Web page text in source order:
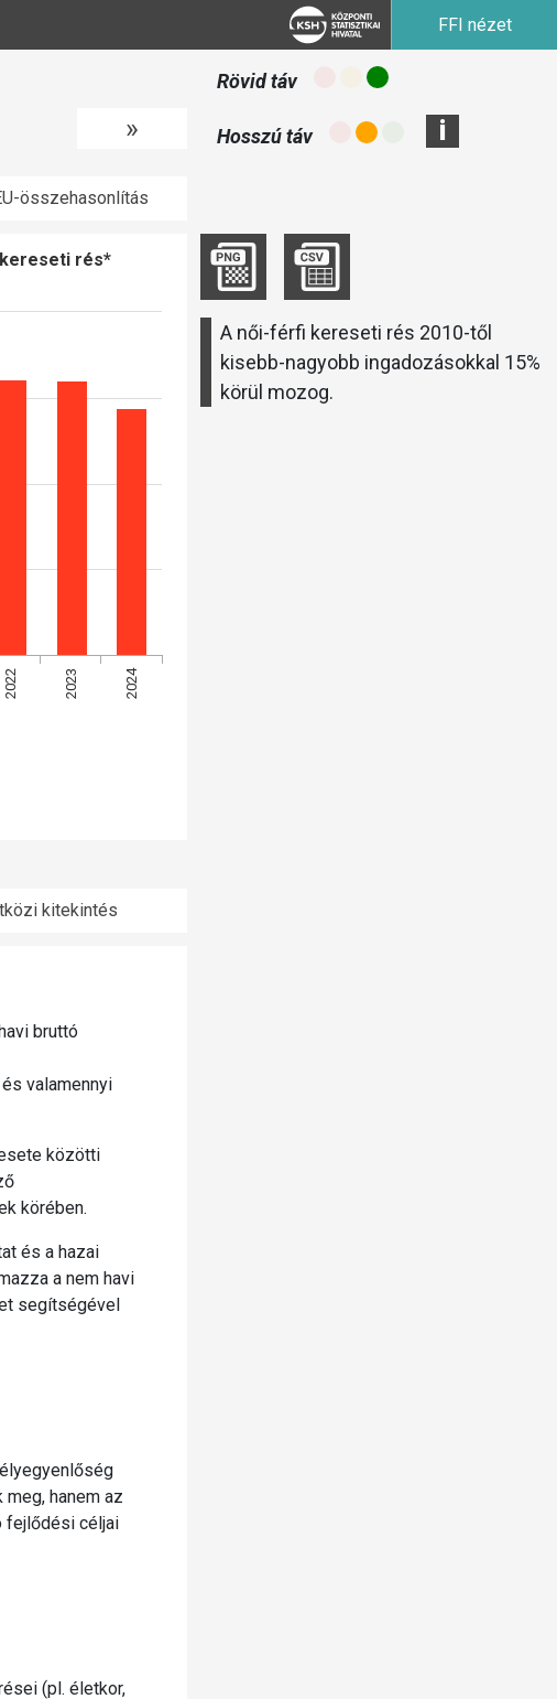
FFI nézet
»
Rövid táv
Hosszú táv i
összehasonlítás
rés*
2022 2023 2024
A női-férfi kereseti rés 2010-től
kisebb-nagyobb ingadozásokkal 15%
körül mozog.
kitekintés
bruttó
valamennyi
közötti
körében.
és a hazai
a nem havi
segítségével
hanem az
fejlődési céljai
(pl. életkor,